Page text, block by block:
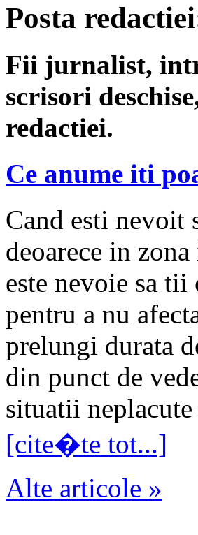
Posta
Fii jurnalist,
scrisori
redactiei.
Ce anume iti
Cand esti nevoit
deoarece in
este nevoie sa
pentru a nu
prelungi durata
din punct de
situatii
[cite�te tot...]
Alte articole »